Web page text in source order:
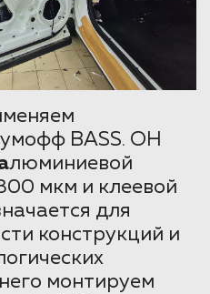
BASS. ОН
люминиевой
мкм и клеевой
для
конструкций и
монтируем